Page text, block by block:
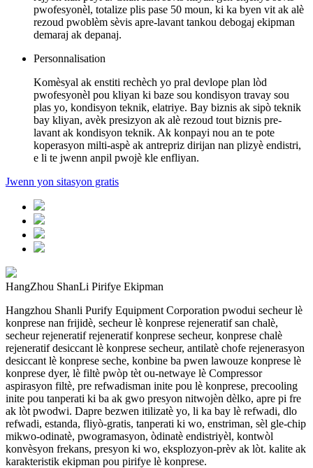
pwofesyonèl, totalize plis pase 50 moun, ki ka byen vit ak alè
rezoud pwoblèm sèvis apre-lavant tankou debogaj ekipman
demaraj ak depanaj.
Personnalisation
Komèsyal ak enstiti rechèch yo pral devlope plan lòd
pwofesyonèl pou kliyan ki baze sou kondisyon travay sou
plas yo, kondisyon teknik, elatriye. Bay biznis ak sipò teknik
bay kliyan, avèk presizyon ak alè rezoud tout biznis pre-
lavant ak kondisyon teknik. Ak konpayi nou an te pote
koperasyon milti-aspè ak antrepriz dirijan nan plizyè endistri,
e li te jwenn anpil pwojè kle enfliyan.
Jwenn yon sitasyon gratis
HangZhou ShanLi Pirifye Ekipman
Hangzhou Shanli Purify Equipment Corporation pwodui secheur lè
konprese nan frijidè, secheur lè konprese rejeneratif san chalè,
secheur rejeneratif rejeneratif konprese secheur, konprese chalè
rejeneratif desiccant lè konprese secheur, antilatè chofe rejenerasyon
desiccant lè konprese seche, konbine ba pwen lawouze konprese lè
konprese dyer, lè filtè pwòp tèt ou-netwaye lè Compressor
aspirasyon filtè, pre refwadisman inite pou lè konprese, precooling
inite pou tanperati ki ba ak gwo presyon nitwojèn dèlko, apre pi fre
ak lòt pwodwi. Dapre bezwen itilizatè yo, li ka bay lè refwadi, dlo
refwadi, estanda, fliyò-gratis, tanperati ki wo, enstriman, sèl gle-chip
mikwo-odinatè, pwogramasyon, òdinatè endistriyèl, kontwòl
konvèsyon frekans, presyon ki wo, eksplozyon-prèv ak lòt. kalite ak
karakteristik ekipman pou pirifye lè konprese.